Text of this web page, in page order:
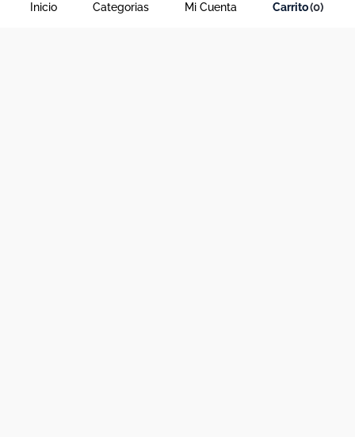
Inicio Categorias Mi Cuenta 0